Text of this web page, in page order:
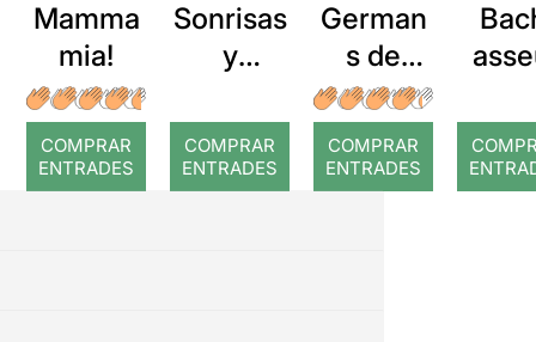
Mamma
mia!
COMPRAR
ENTRADES
Sonrisas
y
COMPRAR
ENTRADES
German
s de
sang
COMPRAR
ENTRADES